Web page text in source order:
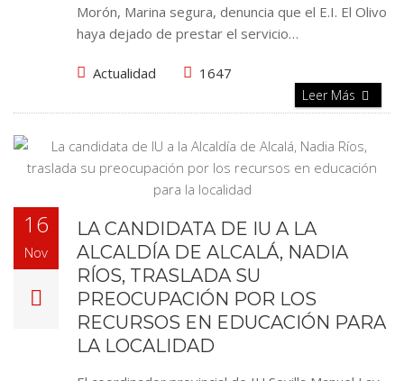
Morón, Marina segura, denuncia que el E.I. El Olivo
haya dejado de prestar el servicio…
Actualidad 1647
Leer Más
16
Nov
LA CANDIDATA DE IU A LA
ALCALDÍA DE ALCALÁ, NADIA
RÍOS, TRASLADA SU
PREOCUPACIÓN POR LOS
RECURSOS EN EDUCACIÓN PARA
LA LOCALIDAD